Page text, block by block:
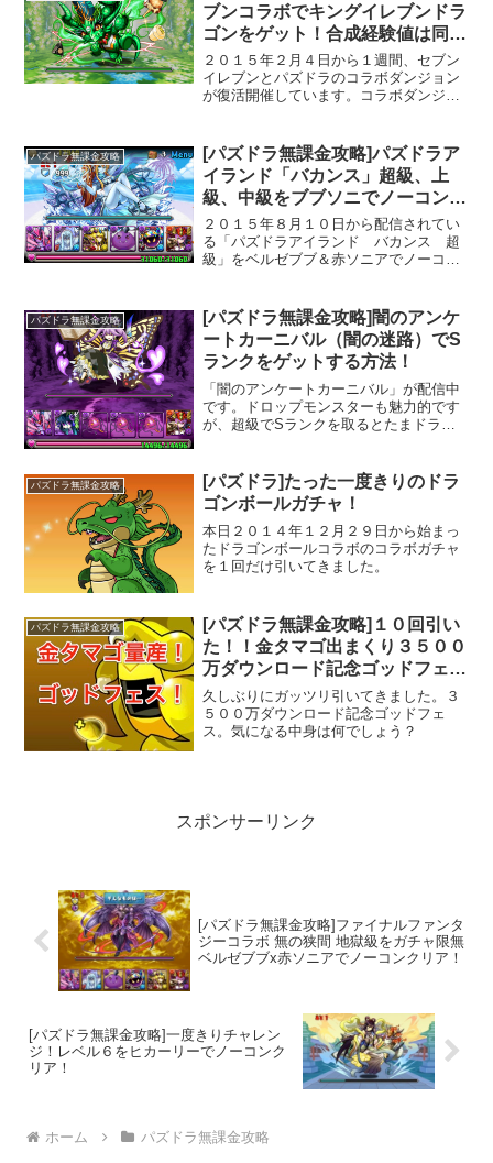
ブンコラボでキングイレブンドラ
ゴンをゲット！合成経験値は同属
性１５万！
２０１５年２月４日から１週間、セブン
イレブンとパズドラのコラボダンジョン
が復活開催しています。コラボダンジョ
が出現＆ゲットできます。
パズドラ無課金攻略
[パズドラ無課金攻略]パズドラア
イランド「バカンス」超級、上
級、中級をブブソニでノーコンク
リア！
２０１５年８月１０日から配信されてい
る「パズドラアイランド バカンス 超
級」をベルゼブブ＆赤ソニアでノーコン
パズドラ無課金攻略
[パズドラ無課金攻略]闇のアンケ
ートカーニバル（闇の迷路）でS
ランクをゲットする方法！
「闇のアンケートカーニバル」が配信中
です。ドロップモンスターも魅力的です
が、超級でSランクを取るとたまドラが
パズドラ無課金攻略
[パズドラ]たった一度きりのドラ
ゴンボールガチャ！
本日２０１４年１２月２９日から始まっ
たドラゴンボールコラボのコラボガチャ
を１回だけ引いてきました。
パズドラ無課金攻略
[パズドラ無課金攻略]１０回引い
た！！金タマゴ出まくり３５００
万ダウンロード記念ゴッドフェ
ス！
久しぶりにガッツリ引いてきました。３
５００万ダウンロード記念ゴッドフェ
ス。気になる中身は何でしょう？
スポンサーリンク
[パズドラ無課金攻略]ファイナルファンタ
ジーコラボ 無の狭間 地獄級をガチャ限無
ベルゼブブx赤ソニアでノーコンクリア！
[パズドラ無課金攻略]一度きりチャレン
ジ！レベル６をヒカーリーでノーコンク
リア！
ホーム パズドラ無課金攻略